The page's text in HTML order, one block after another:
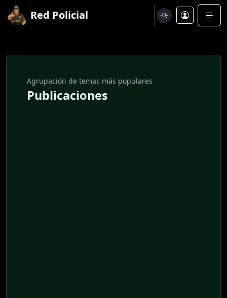
Red Policial
Agrupación de temas más populares
Publicaciones